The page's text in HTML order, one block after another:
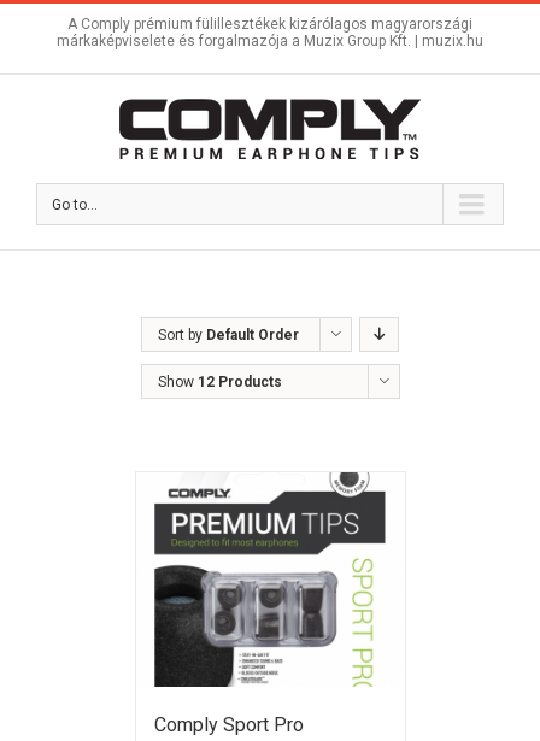
A Comply prémium fülillesztékek kizárólagos magyarországi
márkaképviselete és forgalmazója a Muzix Group Kft. | muzix.hu
Go to...
Sort by Default Order
Show 12 Products
Comply Sport Pro